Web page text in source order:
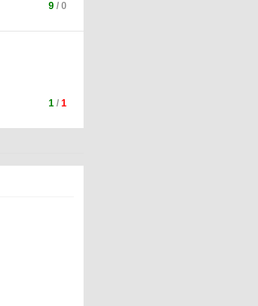
9/ 0
1/ 1